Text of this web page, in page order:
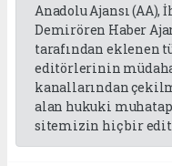
Anadolu Ajansı (AA),
Demirören Haber
tarafından eklenen
editörlerinin
kanallarından
alan hukuki
sitemizin hiç bir